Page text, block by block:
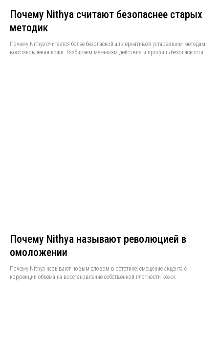
Почему Nithya считают безопаснее старых
методик
Почему Nithya считается более безопасной альтернативой устаревшим методам
восстановления кожи. Разбираем механизм действия и профиль безопасности.
Почему Nithya называют революцией в
омоложении
Почему Nithya называют новым словом в эстетике: смещение акцента с
коррекции объёма на восстановление собственной плотности кожи.